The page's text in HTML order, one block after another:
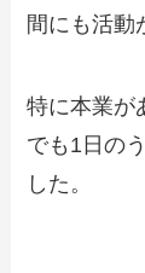
間にも活動
特に本業が
でも1日の
した。